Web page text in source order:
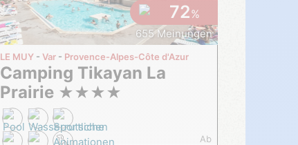
72%
655 Meinungen
LE MUY Var Provence-Alpes-Côte d'Azur
Camping Tikayan La
Prairie ★★★★
ab